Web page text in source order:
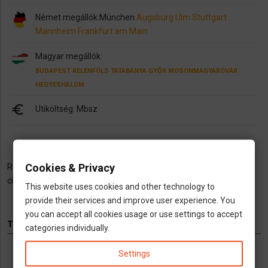
Német megállók:München Augsburg Ulm Stuttgart
Mannheim Frankfurt am Main
Magyar megállók:
BUDAPEST KELENFÖLD TATABÁNYA GYŐR MOSONMAGYARÓVÁR
HEGYESHALOM
euro Utiköltség: Mbsz
Részletekért elérhető vagyok a
címen!
TÉMÁK
Munka
Cookies & Privacy
This website uses cookies and other technology to
provide their services and improve user experience. You
you can accept all cookies usage or use settings to accept
categories individually.
Settings